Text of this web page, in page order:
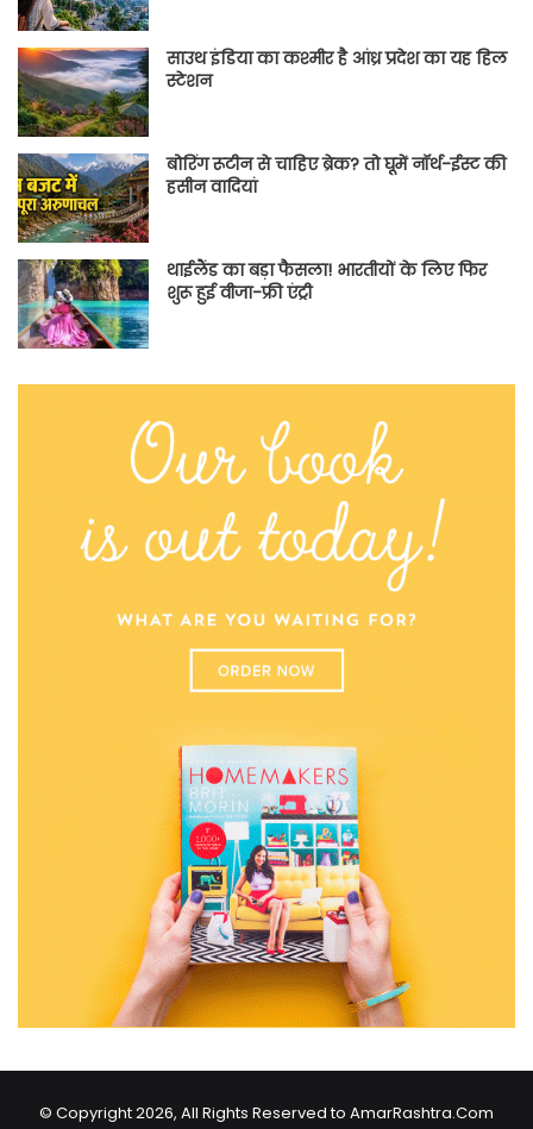
साउथ इंडिया का कश्मीर है आंध्र प्रदेश का यह हिल
स्टेशन
बोरिंग रूटीन से चाहिए ब्रेक? तो घूमें नॉर्थ-ईस्ट की
हसीन वादियां
थाईलैंड का बड़ा फैसला! भारतीयों के लिए फिर
शुरू हुई वीजा-फ्री एंट्री
© Copyright 2026, All Rights Reserved to AmarRashtra.Com